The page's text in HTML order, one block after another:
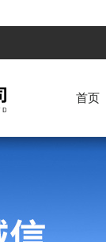
首页